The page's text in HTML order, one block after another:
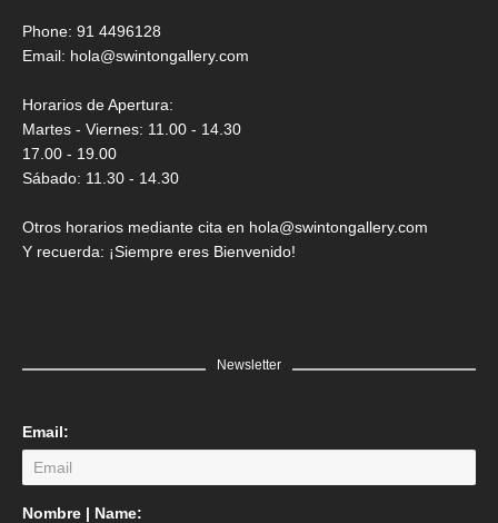
Phone: 91 4496128
Email: hola@swintongallery.com
Horarios de Apertura:
Martes - Viernes: 11.00 - 14.30
17.00 - 19.00
Sábado: 11.30 - 14.30
Otros horarios mediante cita en hola@swintongallery.com
Y recuerda: ¡Siempre eres Bienvenido!
Newsletter
Email:
Nombre | Name: